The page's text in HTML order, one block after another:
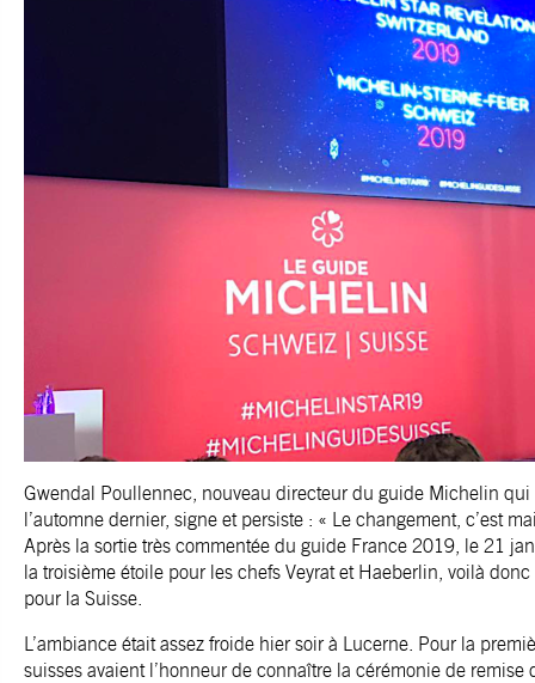
Gwendal Poullennec, nouveau directeur du guide Michelin
l’automne dernier, signe et persiste : « Le changement, c’est
Après la sortie très commentée du guide France 2019, le 21
la troisième étoile pour les chefs Veyrat et Haeberlin, voilà
pour la Suisse.
L’ambiance était assez froide hier soir à Lucerne. Pour la
suisses avaient l’honneur de connaître la cérémonie de remise